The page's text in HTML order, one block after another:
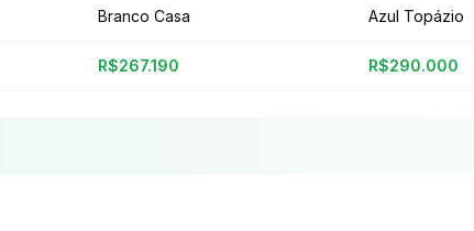
Branco Casa Azul Topázio
R$267.190 R$290.000